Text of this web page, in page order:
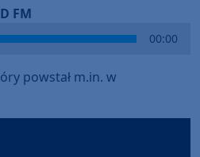
FM
00:00
powstał m.in. w